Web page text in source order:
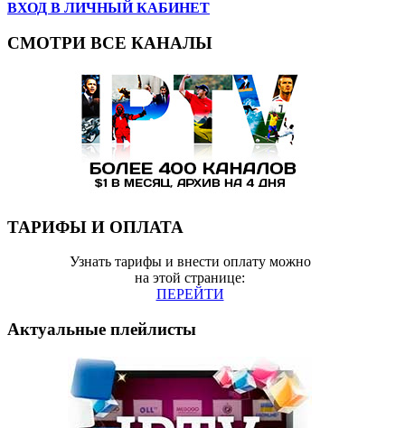
ВХОД В ЛИЧНЫЙ КАБИНЕТ
СМОТРИ ВСЕ КАНАЛЫ
ТАРИФЫ И ОПЛАТА
Узнать тарифы и внести оплату можно
на этой странице:
ПЕРЕЙТИ
Актуальные плейлисты